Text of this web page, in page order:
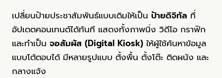
เปลี่ยนป้ายประชาสัมพันธ์แบบเดิมให้เป็น ป้ายดิจิทัล ที่
อัปเดตคอนเทนต์ได้ทันที แสดงทั้งภาพนิ่ง วิดีโอ กราฟิก
และทำเป็น จอสัมผัส (Digital Kiosk) ให้ผู้ใช้ค้นหาข้อมูล
แบบโต้ตอบได้ มีหลายรูปแบบ ตั้งพื้น ตั้งโต๊ะ ติดผนัง และ
กลางแจ้ง